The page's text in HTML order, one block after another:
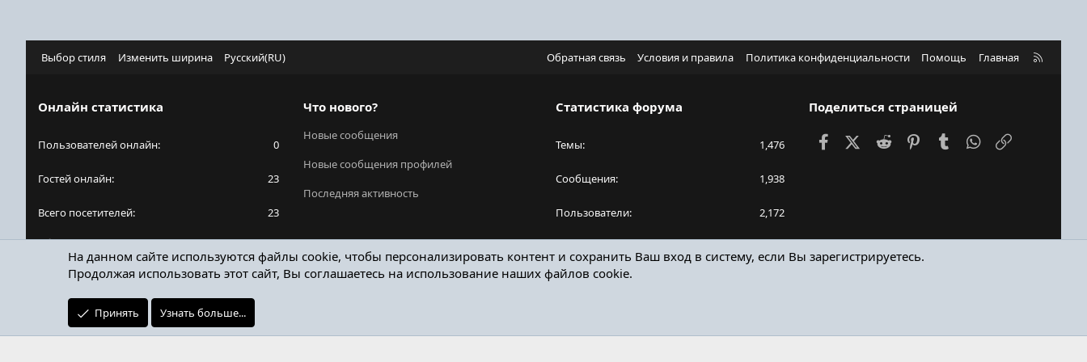
Выбор стиля Изменить ширина Русский(RU) Обратная связь Условия и правила Политика конфиденциальности Помощь Главная
R
Онлайн статистика
Пользователей онлайн 0
Гостей онлайн 23
Всего посетителей 23
Общее количество посетителей может включать
в себя скрытых пользователей.
Что нового?
Новые сообщения
Новые сообщения профилей
Последняя активность
Статистика форума
Темы 1,476
Сообщения 1,938
Пользователи 2,172
Поделиться страницей
FacebookX (Twitter)
Reddit PinterestTumblr WhatsApp
На данном сайте используются файлы cookie, чтобы персонализировать контент и сохранить Ваш вход в систему, если Вы зарегистрируетесь.
Продолжая использовать этот сайт, Вы соглашаетесь на использование наших файлов cookie.
Принять Узнать больше...